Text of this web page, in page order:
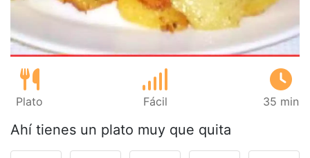
Plato Fácil 35 min
Ahí tienes un plato muy que quita